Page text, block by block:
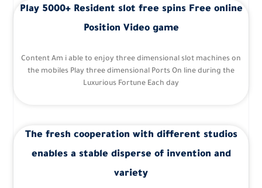
Play 5000+ Resident slot free spins Free online
Position Video game
Content Am i able to enjoy three dimensional slot machines on
the mobiles Play three dimensional Ports On line during the
Luxurious Fortune Each day
The fresh cooperation with different studios
enables a stable disperse of invention and
variety